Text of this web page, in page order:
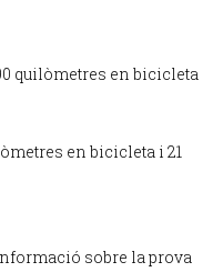
quilòmetres en bicicleta
en bicicleta i 21
sobre la prova